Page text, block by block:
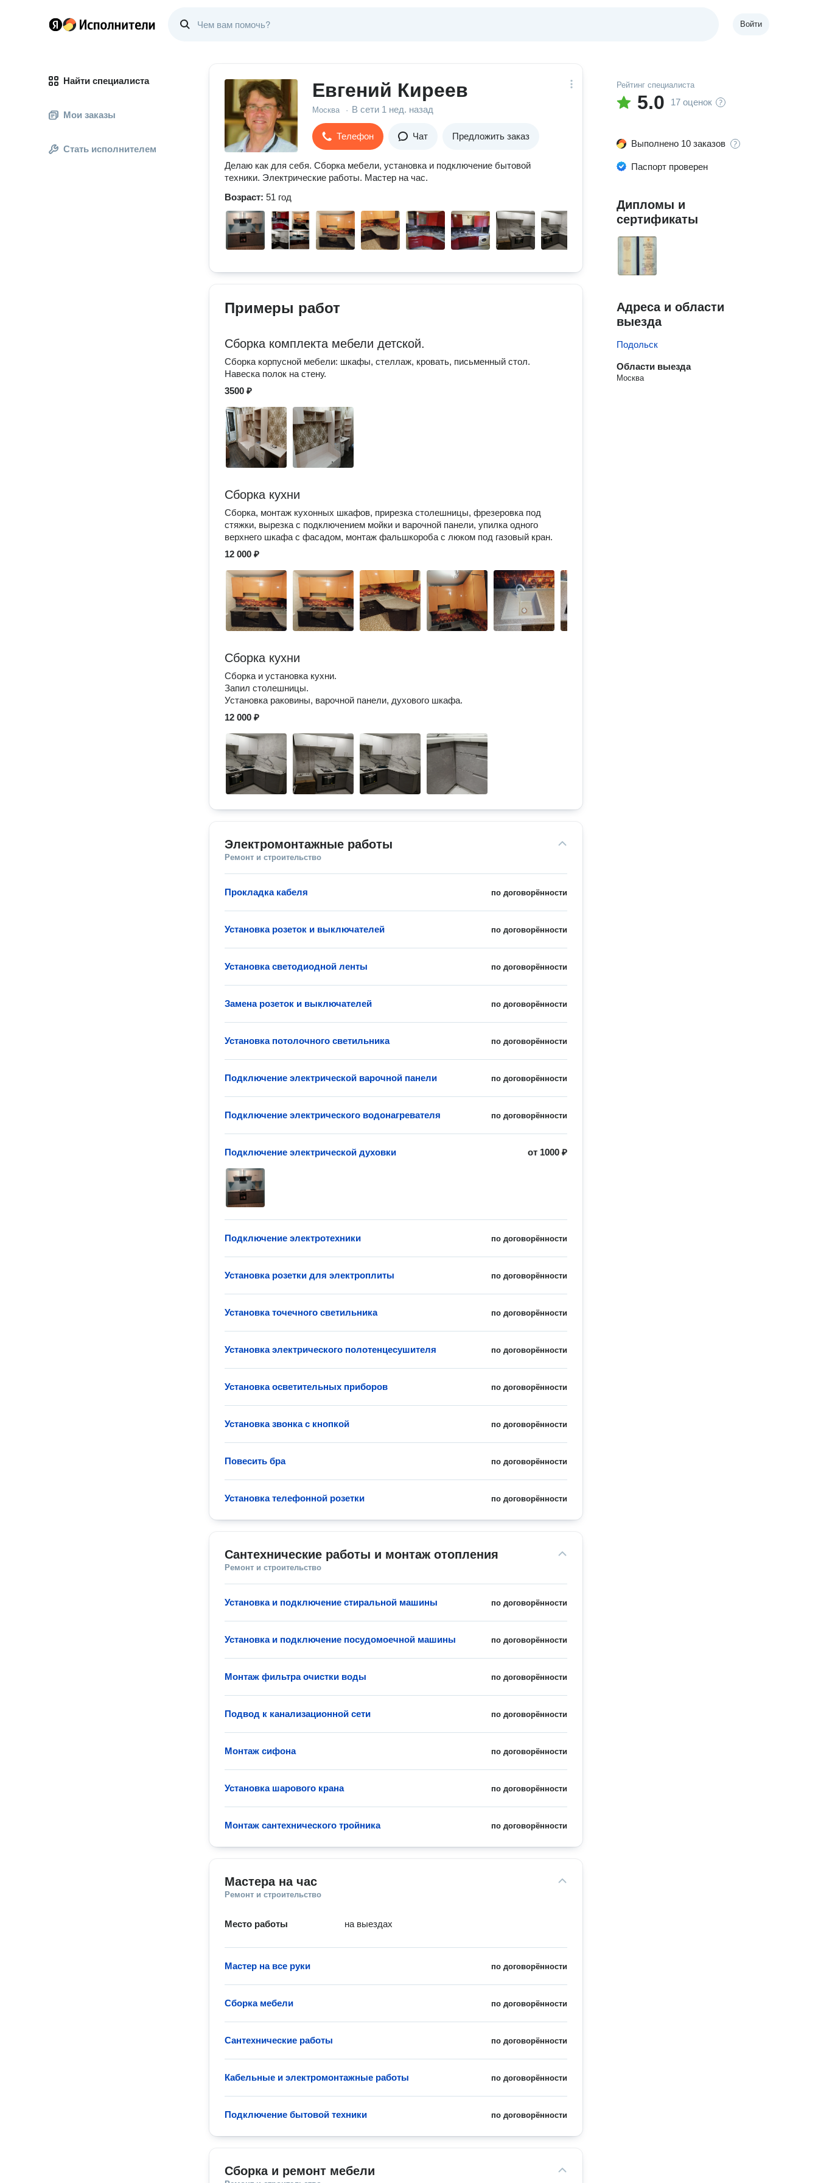
Войти
Найти специалиста
Мои заказы
Стать исполнителем
Евгений Киреев
Москва · В сети 1 нед. назад
Телефон Чат Предложить заказ
Делаю как для себя. Сборка мебели, установка и подключение бытовой
техники. Электрические работы. Мастер на час.
Возраст: 51 год
Примеры работ
Сборка комплекта мебели детской.
Сборка корпусной мебели: шкафы, стеллаж, кровать, письменный стол.
Навеска полок на стену.
3500 ₽
Сборка кухни
Сборка, монтаж кухонных шкафов, прирезка столешницы, фрезеровка под
стяжки, вырезка с подключением мойки и варочной панели, упилка одного
верхнего шкафа с фасадом, монтаж фальшкороба с люком под газовый кран.
12 000 ₽
Сборка кухни
Сборка и установка кухни.
Запил столешницы.
Установка раковины, варочной панели, духового шкафа.
12 000 ₽
Электромонтажные работы
Ремонт и строительство
по договорённости
Прокладка кабеля
по договорённости
Установка розеток и выключателей
по договорённости
Установка светодиодной ленты
по договорённости
Замена розеток и выключателей
по договорённости
Установка потолочного светильника
по договорённости
Подключение электрической варочной панели
по договорённости
Подключение электрического водонагревателя
от 1000 ₽
Подключение электрической духовки
по договорённости
Подключение электротехники
по договорённости
Установка розетки для электроплиты
по договорённости
Установка точечного светильника
по договорённости
Установка электрического полотенцесушителя
по договорённости
Установка осветительных приборов
по договорённости
Установка звонка с кнопкой
по договорённости
Повесить бра
по договорённости
Установка телефонной розетки
Сантехнические работы и монтаж отопления
Ремонт и строительство
по договорённости
Установка и подключение стиральной машины
по договорённости
Установка и подключение посудомоечной машины
по договорённости
Монтаж фильтра очистки воды
по договорённости
Подвод к канализационной сети
по договорённости
Монтаж сифона
по договорённости
Установка шарового крана
по договорённости
Монтаж сантехнического тройника
Мастера на час
Ремонт и строительство
Место работы на выездах
по договорённости
Мастер на все руки
по договорённости
Сборка мебели
по договорённости
Сантехнические работы
по договорённости
Кабельные и электромонтажные работы
по договорённости
Подключение бытовой техники
Сборка и ремонт мебели
Рейтинг специалиста
5.0 17 оценок
Выполнено 10 заказов
Паспорт проверен
Дипломы и
сертификаты
Адреса и области
выезда
Подольск
Области выезда
Москва